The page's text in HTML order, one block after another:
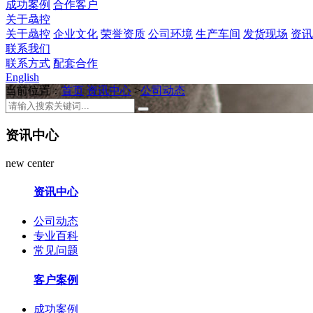
成功案例 合作客户
关于骉控
关于骉控 企业文化 荣誉资质 公司环境 生产车间 发货现场 资
联系我们
联系方式 配套合作
English
当前位置：首页 资讯中心 >公司动态
资讯中心
new center
资讯中心
公司动态
专业百科
常见问题
客户案例
成功案例